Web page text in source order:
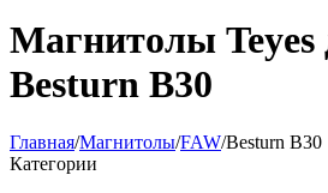
Магнитолы Teyes
Besturn B30
Главная/Магнитолы/FAW/Besturn B30
Категории